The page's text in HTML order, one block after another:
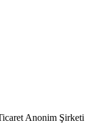
Anonim Şirketi